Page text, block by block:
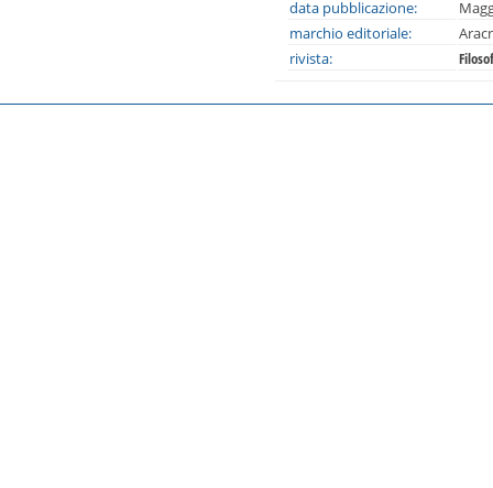
data pubblicazione:
marchio editoriale:
rivista: